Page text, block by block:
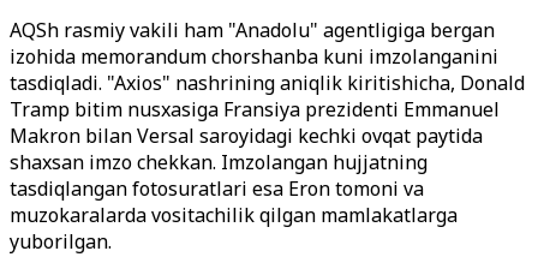
AQSh rasmiy vakili ham "Anadolu" agentligiga bergan
izohida memorandum chorshanba kuni imzolanganini
tasdiqladi. "Axios" nashrining aniqlik kiritishicha, Donald
Tramp bitim nusxasiga Fransiya prezidenti Emmanuel
Makron bilan Versal saroyidagi kechki ovqat paytida
shaxsan imzo chekkan. Imzolangan hujjatning
tasdiqlangan fotosuratlari esa Eron tomoni va
muzokaralarda vositachilik qilgan mamlakatlarga
yuborilgan.